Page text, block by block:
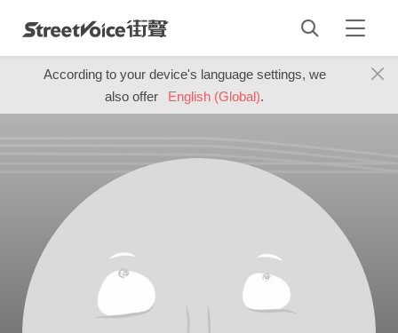
According to your device's language settings, we
also offer
English (Global).